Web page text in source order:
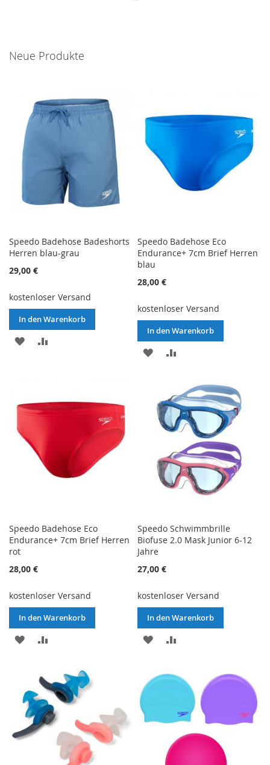
Neue Produkte
Speedo Badehose Badeshorts
Herren blau-grau
29,00 €
kostenloser Versand
In den Warenkorb
ZUR
Speedo Badehose Eco
Endurance+ 7cm Brief Herren
blau
28,00 €
kostenloser Versand
In den Warenkorb
ZUR
HINZUFÜGEN
HINZUFÜGEN
Speedo Badehose Eco
Endurance+ 7cm Brief Herren
rot
28,00 €
kostenloser Versand
In den Warenkorb
ZUR
HINZUFÜGEN
HINZUFÜGEN
Speedo Schwimmbrille
Biofuse 2.0 Mask Junior 6-12
Jahre
27,00 €
kostenloser Versand
In den Warenkorb
ZUR
HINZUFÜGEN
HINZUFÜGEN